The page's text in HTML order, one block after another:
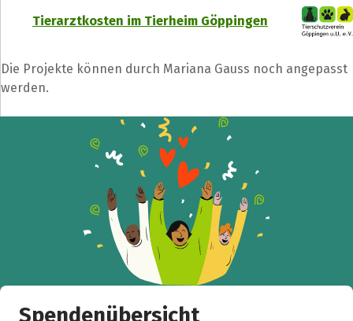
Tierarztkosten im Tierheim Göppingen
Die Projekte können durch Mariana Gauss noch angepasst
werden.
Spendenübersicht